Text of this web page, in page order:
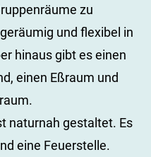
zu
und flexibel in
hinaus gibt es einen
einen Eßraum und
naturnah gestaltet. Es
eine Feuerstelle.